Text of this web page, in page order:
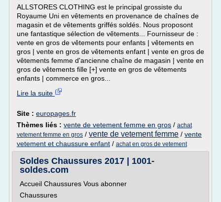
ALLSTORES CLOTHING est le principal grossiste du
Royaume Uni en vêtements en provenance de chaînes de
magasin et de vêtements griffés soldés. Nous proposont
une fantastique sélection de vêtements... Fournisseur de :
vente en gros de vêtements pour enfants | vêtements en
gros | vente en gros de vêtements enfant | vente en gros de
vêtements femme d'ancienne chaîne de magasin | vente en
gros de vêtements fille [+] vente en gros de vêtements
enfants | commerce en gros...
Lire la suite
Site : europages.fr
Thèmes liés : vente de vetement femme en gros / achat
vetement femme en gros / vente de vetement femme / vente
vetement et chaussure enfant / achat en gros de vetement
Soldes Chaussures 2017 | 1001-
soldes.com
Accueil Chaussures Vous abonner
Chaussures